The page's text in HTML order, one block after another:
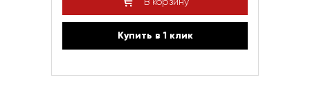
Купить в 1 клик